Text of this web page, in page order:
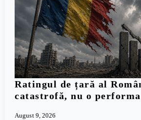
Ratingul de țară al
catastrofă, nu o
August 9, 2026